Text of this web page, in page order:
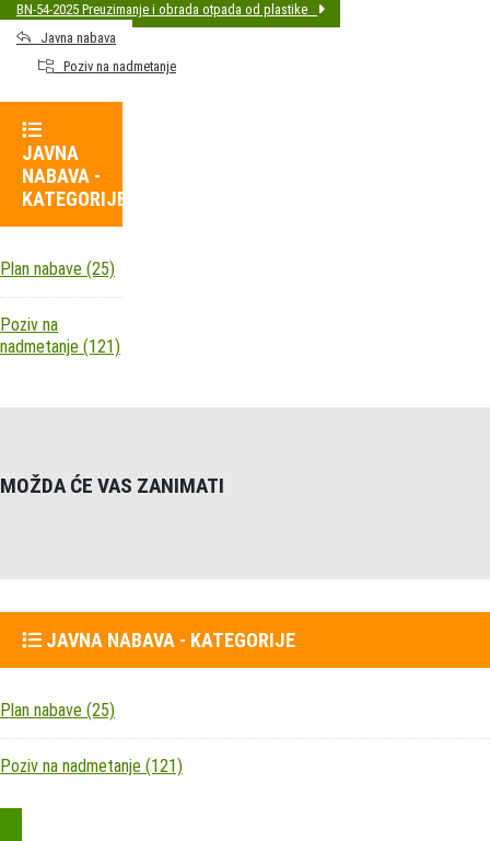
BN-54-2025 Preuzimanje i obrada otpada od plastike
Javna nabava
Poziv na nadmetanje
JAVNA
NABAVA -
KATEGORIJE
Plan nabave (25)
Poziv na
nadmetanje (121)
MOŽDA ĆE VAS ZANIMATI
JAVNA NABAVA - KATEGORIJE
Plan nabave (25)
Poziv na nadmetanje (121)